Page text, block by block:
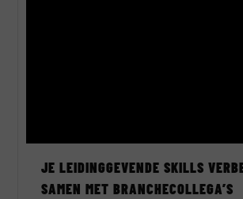
JE LEIDINGGEVENDE SKILLS
SAMEN MET BRANCHECOLLEGA’S